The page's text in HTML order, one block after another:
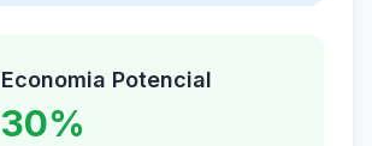
Economia Potencial
30%